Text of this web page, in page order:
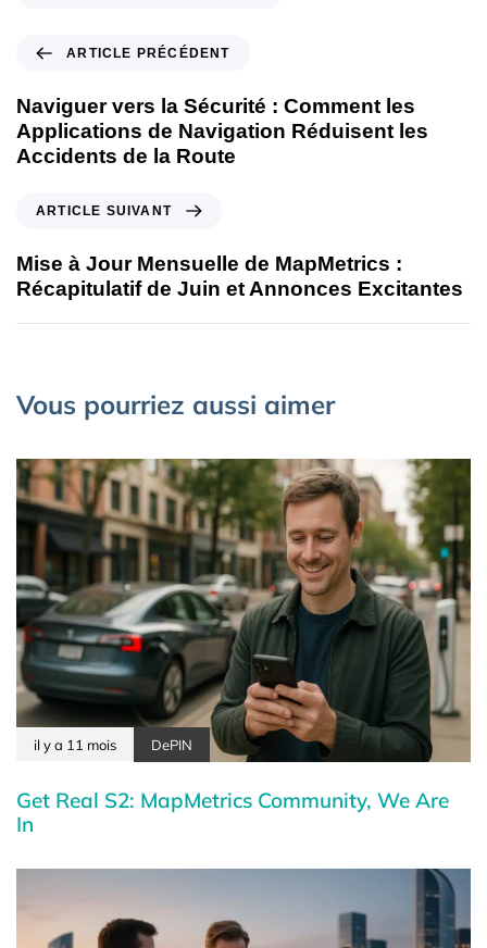
ARTICLE PRÉCÉDENT
Naviguer vers la Sécurité : Comment les
Applications de Navigation Réduisent les
Accidents de la Route
ARTICLE SUIVANT
Mise à Jour Mensuelle de MapMetrics :
Récapitulatif de Juin et Annonces Excitantes
Vous pourriez aussi aimer
il y a 11 mois DePIN
Get Real S2: MapMetrics Community, We Are
In